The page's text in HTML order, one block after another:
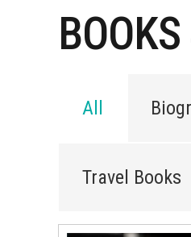
All
Travel Books